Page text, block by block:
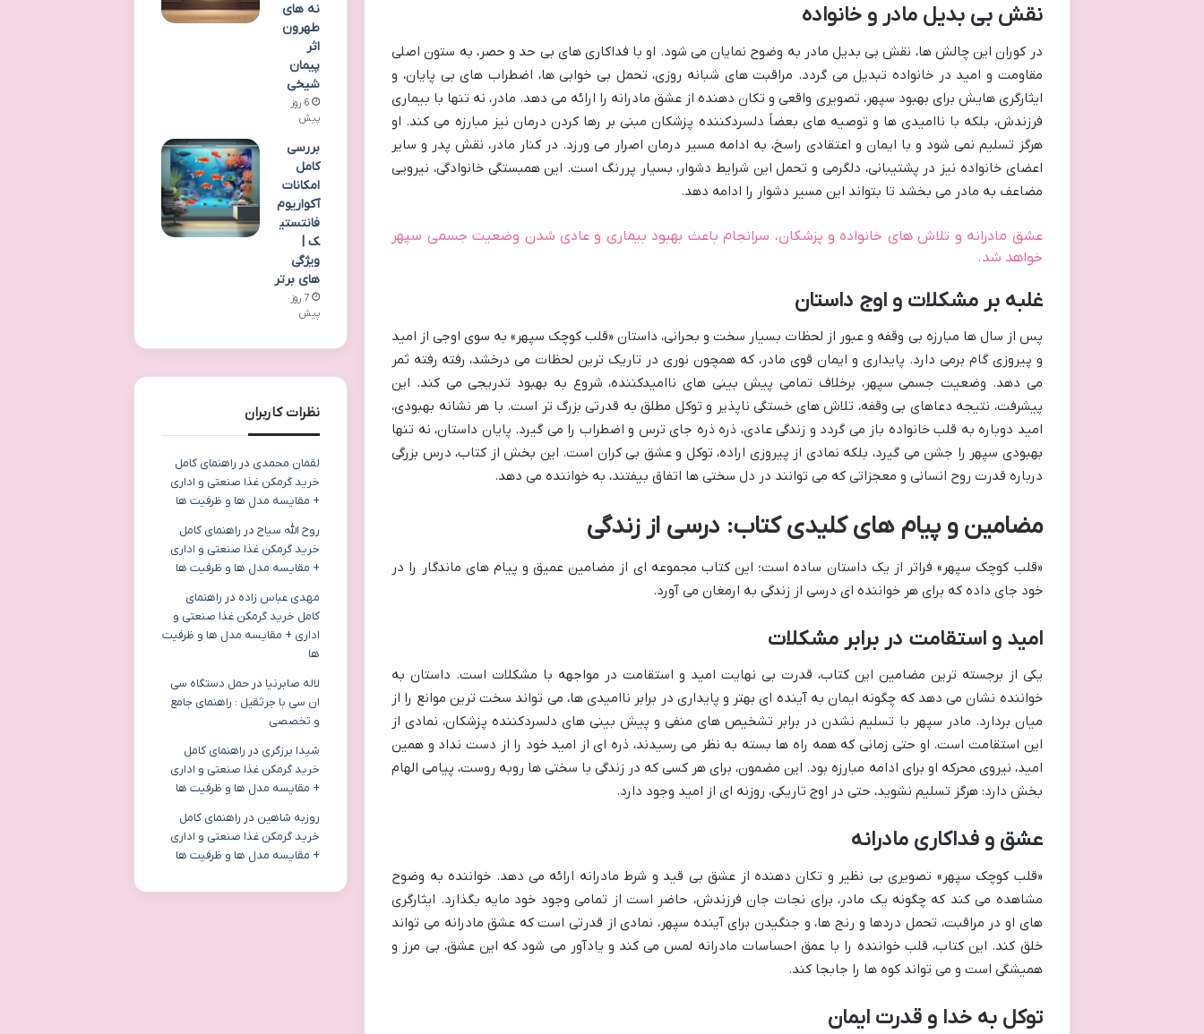
نقش بی بدیل مادر و خانواده
در کوران این چالش ها، نقش بی بدیل مادر به وضوح نمایان می شود. او با فداکاری های بی حد و حصر، به ستون اصلی
مقاومت و امید در خانواده تبدیل می گردد. مراقبت های شبانه روزی، تحمل بی خوابی ها، اضطراب های بی پایان، و
ایثارگری هایش برای بهبود سپهر، تصویری واقعی و تکان دهنده از عشق مادرانه را ارائه می دهد. مادر، نه تنها با بیماری
فرزندش، بلکه با ناامیدی ها و توصیه های بعضاً دلسردکننده پزشکان مبنی بر رها کردن درمان نیز مبارزه می کند. او
هرگز تسلیم نمی شود و با ایمان و اعتقادی راسخ، به ادامه مسیر درمان اصرار می ورزد. در کنار مادر، نقش پدر و سایر
اعضای خانواده نیز در پشتیبانی، دلگرمی و تحمل این شرایط دشوار، بسیار پررنگ است. این همبستگی خانوادگی، نیرویی
مضاعف به مادر می بخشد تا بتواند این مسیر دشوار را ادامه دهد.
عشق مادرانه و تلاش های خانواده و پزشکان، سرانجام باعث بهبود بیماری و عادی شدن وضعیت جسمی سپهر
خواهد شد.
غلبه بر مشکلات و اوج داستان
پس از سال ها مبارزه بی وقفه و عبور از لحظات بسیار سخت و بحرانی، داستان «قلب کوچک سپهر» به سوی اوجی از امید
و پیروزی گام برمی دارد. پایداری و ایمان قوی مادر، که همچون نوری در تاریک ترین لحظات می درخشد، رفته رفته ثمر
می دهد. وضعیت جسمی سپهر، برخلاف تمامی پیش بینی های ناامیدکننده، شروع به بهبود تدریجی می کند. این
پیشرفت، نتیجه دعاهای بی وقفه، تلاش های خستگی ناپذیر و توکل مطلق به قدرتی بزرگ تر است. با هر نشانه بهبودی،
امید دوباره به قلب خانواده باز می گردد و زندگی عادی، ذره ذره جای ترس و اضطراب را می گیرد. پایان داستان، نه تنها
بهبودی سپهر را جشن می گیرد، بلکه نمادی از پیروزی اراده، توکل و عشق بی کران است. این بخش از کتاب، درس بزرگی
درباره قدرت روح انسانی و معجزاتی که می توانند در دل سختی ها اتفاق بیفتند، به خواننده می دهد.
مضامین و پیام های کلیدی کتاب: درسی از زندگی
«قلب کوچک سپهر» فراتر از یک داستان ساده است؛ این کتاب مجموعه ای از مضامین عمیق و پیام های ماندگار را در
خود جای داده که برای هر خواننده ای درسی از زندگی به ارمغان می آورد.
امید و استقامت در برابر مشکلات
یکی از برجسته ترین مضامین این کتاب، قدرت بی نهایت امید و استقامت در مواجهه با مشکلات است. داستان به
خواننده نشان می دهد که چگونه ایمان به آینده ای بهتر و پایداری در برابر ناامیدی ها، می تواند سخت ترین موانع را از
میان بردارد. مادر سپهر با تسلیم نشدن در برابر تشخیص های منفی و پیش بینی های دلسردکننده پزشکان، نمادی از
این استقامت است. او حتی زمانی که همه راه ها بسته به نظر می رسیدند، ذره ای از امید خود را از دست نداد و همین
امید، نیروی محرکه او برای ادامه مبارزه بود. این مضمون، برای هر کسی که در زندگی با سختی ها روبه روست، پیامی الهام
بخش دارد: هرگز تسلیم نشوید، حتی در اوج تاریکی، روزنه ای از امید وجود دارد.
عشق و فداکاری مادرانه
«قلب کوچک سپهر» تصویری بی نظیر و تکان دهنده از عشق بی قید و شرط مادرانه ارائه می دهد. خواننده به وضوح
مشاهده می کند که چگونه یک مادر، برای نجات جان فرزندش، حاضر است از تمامی وجود خود مایه بگذارد. ایثارگری
های او در مراقبت، تحمل دردها و رنج ها، و جنگیدن برای آینده سپهر، نمادی از قدرتی است که عشق مادرانه می تواند
خلق کند. این کتاب، قلب خواننده را با عمق احساسات مادرانه لمس می کند و یادآور می شود که این عشق، بی مرز و
همیشگی است و می تواند کوه ها را جابجا کند.
توکل به خدا و قدرت ایمان
نه های
طهرون
اثر
پیمان
شیخی
6 روز
پیش
بررسی
کامل
امکانات
آکواریوم
فانتستی
ک |
ویژگی
های برتر
7 روز
پیش
نظرات کاربران
لقمان محمدی در راهنمای کامل
خرید گرمکن غذا صنعتی و اداری
+ مقایسه مدل ها و ظرفیت ها
روح الله سیاحدر راهنمای کامل
خرید گرمکن غذا صنعتی و اداری
+ مقایسه مدل ها و ظرفیت ها
مهدی عباس زاده در راهنمای
کامل خرید گرمکن غذا صنعتی و
اداری + مقایسه مدل ها و ظرفیت
ها
لاله صابرنیا در حمل دستگاه سی
ان سی با جرثقیل : راهنمای جامع
و تخصصی
شیدا برزگری در راهنمای کامل
خرید گرمکن غذا صنعتی و اداری
+ مقایسه مدل ها و ظرفیت ها
روزبه شاهین در راهنمای کامل
خرید گرمکن غذا صنعتی و اداری
+ مقایسه مدل ها و ظرفیت ها